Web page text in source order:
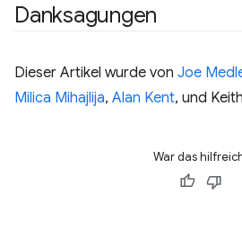
Danksagungen
Dieser Artikel wurde von Joe
Milica Mihajlija, Alan Kent, und
War das